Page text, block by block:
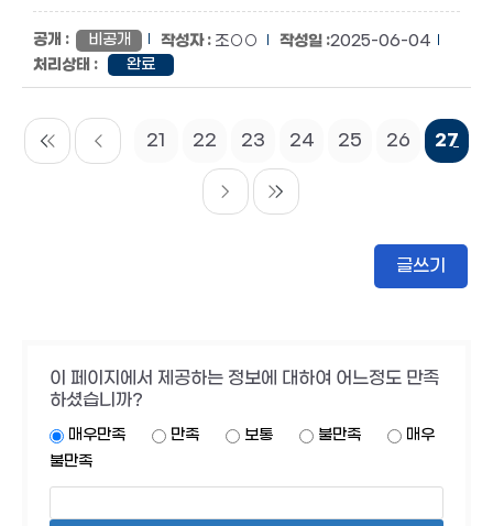
비공개 조○○
2025-06-04
완료
21 22 23 24 25 26 27
글쓰기
이 페이지에서 제공하는 정보에 대하여 어느정도 만족
하셨습니까?
매우만족 만족 보통 불만족
매우
불만족